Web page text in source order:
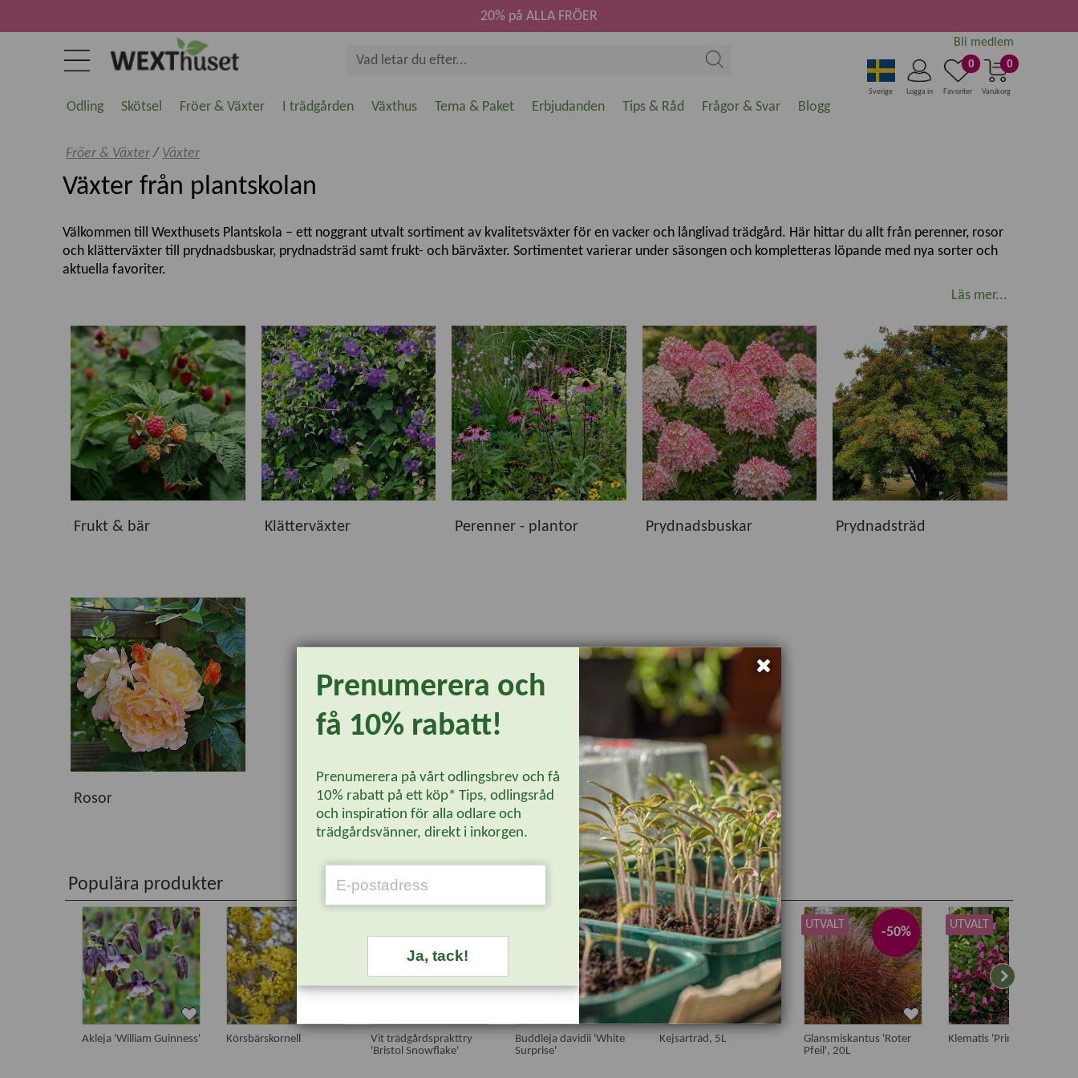
0
Varukorg
0
Favoriter
Logga in
Sverige
Bli medlem
20% på ALLA FRÖER
Odling Skötsel Fröer & Växter I trädgården Växthus Tema & Paket Erbjudanden Tips & Råd Frågor & Svar Blogg
Fröer & Växter/ Växter
Växter från plantskolan
Välkommen till Wexthusets Plantskola – ett noggrant utvalt sortiment av kvalitetsväxter för en vacker och långlivad trädgård. Här hittar du allt från perenner, rosor
och klätterväxter till prydnadsbuskar, prydnadsträd samt frukt- och bärväxter. Sortimentet varierar under säsongen och kompletteras löpande med nya sorter och
aktuella favoriter.
Vi erbjuder växter som är utvalda för att trivas i svenska odlingsförhållanden. Oavsett om du vill skapa en blommande rabatt, plantera ett vackert träd, odla egna
bär eller låta klätterväxter rama in uteplatsen finns växter för både små och stora trädgårdar. Hos oss hittar du växter som ger glädje, blomning och grönska under
många år.
Kvalitet från vår plantskola
Våra växter kommer både från vår egen odling och från ledande växtleverantörer. Gemensamt är att de håller hög kvalitet och är noggrant utvalda för att etablera
sig väl och utvecklas i svenska trädgårdar. I produktinformationen hittar du råd om växtplats, härdighet, plantering och skötsel för respektive växt.
Läs mer...
Frukt & bär Klätterväxter Perenner - plantor Prydnadsbuskar Prydnadsträd
Rosor
Populära produkter
Akleja 'William Guinness' Körsbärskornell
Vit trädgårdsprakttry
'Bristol Snowflake'
Buddleja davidii 'White
Surprise'
-50%
UTVALT
Kejsarträd, 5L
-50%
UTVALT
Glansmiskantus 'Roter
Pfeil', 20L
UTVALT
Klematis 'Princess Diana'
Prenumerera och
få 10% rabatt!
Prenumerera på vårt odlingsbrev och få
10% rabatt på ett köp* Tips, odlingsråd
och inspiration för alla odlare och
trädgårdsvänner, direkt i inkorgen.
Ja, tack!